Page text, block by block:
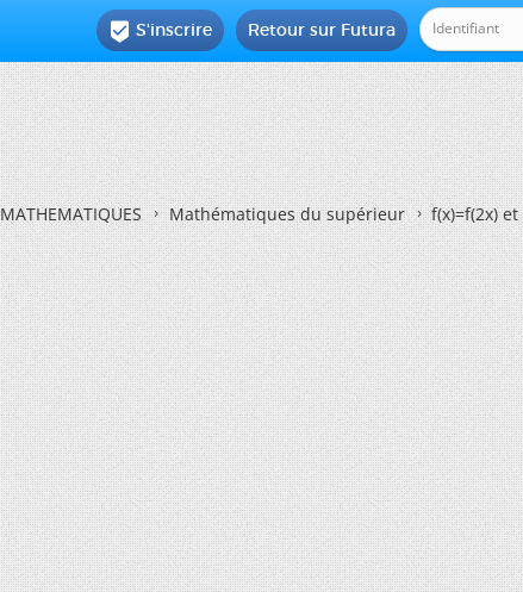
Retour sur Futura
 S'inscrire
MATHEMATIQUES Mathématiques du supérieur f(x)=f(2x)